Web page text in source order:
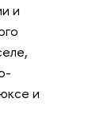
и
и